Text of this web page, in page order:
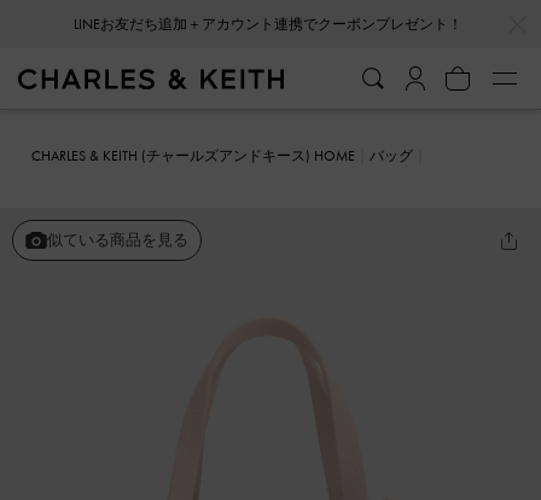
会員登録＋ニュースレター登録で10%OFFクーポンプレゼント！
CHARLES & KEITH (チャールズアンドキース) HOME
バッグ
似ている商品を見る